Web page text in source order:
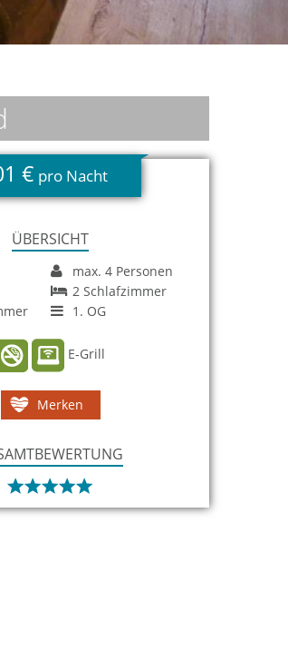
€ pro Nacht
ÜBERSICHT
max. 4 Personen
2 Schlafzimmer
1. OG
E-Grill
Merken